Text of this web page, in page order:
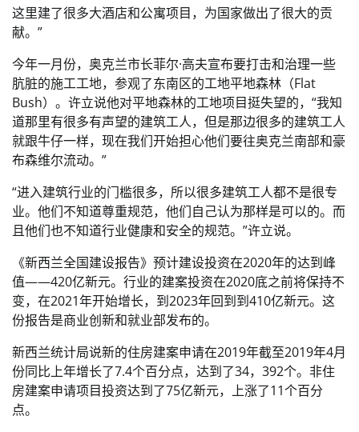
这里建了很多大酒店和公寓项目，为国家做出了很大的贡
献。”
今年一月份，奥克兰市长菲尔·高夫宣布要打击和治理一些
肮脏的施工工地，参观了东南区的工地平地森林（Flat
Bush）。许立说他对平地森林的工地项目挺失望的，“我知
道那里有很多有声望的建筑工人，但是那边很多的建筑工人
就跟牛仔一样，现在我们开始担心他们要往奥克兰南部和豪
布森维尔流动。”
“进入建筑行业的门槛很多，所以很多建筑工人都不是很专
业。他们不知道尊重规范，他们自己认为那样是可以的。而
且他们也不知道行业健康和安全的规范。”许立说。
《新西兰全国建设报告》预计建设投资在2020年的达到峰
值——420亿新元。行业的建案投资在2020底之前将保持不
变，在2021年开始增长，到2023年回到到410亿新元。这
份报告是商业创新和就业部发布的。
新西兰统计局说新的住房建案申请在2019年截至2019年4月
份同比上年增长了7.4个百分点，达到了34，392个。非住
房建案申请项目投资达到了75亿新元，上涨了11个百分
点。